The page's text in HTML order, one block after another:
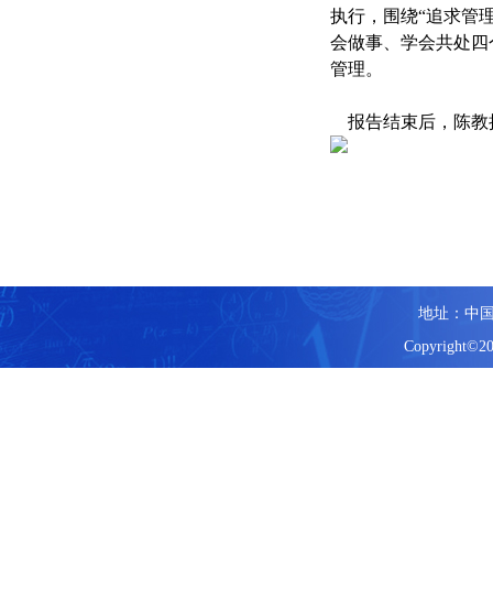
执行，围绕“追求管
会做事、学会共处
管理。
报告结束后，陈教
地址：中